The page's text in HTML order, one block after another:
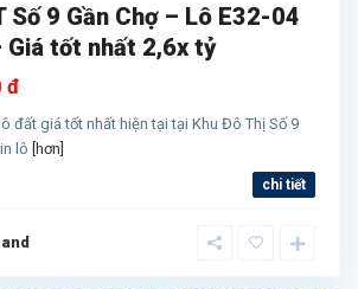
Số 9 Gần Chợ – Lô E32-04
Giá tốt nhất 2,6x tỷ
đ
đất giá tốt nhất hiện tại tại Khu Đô Thị Số 9
lô
[hơn]
chi tiết